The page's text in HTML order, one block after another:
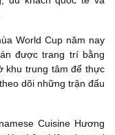
World Cup năm nay
được trang trí bằng
khu trung tâm để thực
dõi những trận đấu
Cuisine Hương